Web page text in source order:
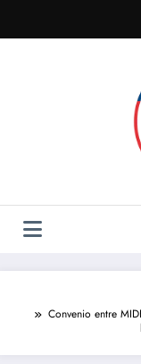
content
Convenio entre